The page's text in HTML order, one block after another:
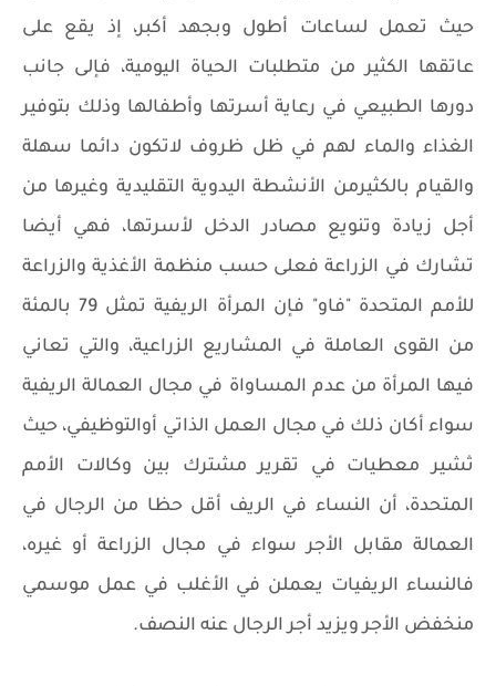
حيث تعمل لساعات أطول وبجهد أكبر، إذ يقع على
عاتقها الكثير من متطلبات الحياة اليومية، فإلى جانب
دورها الطبيعي في رعاية أسرتها وأطفالها وذلك بتوفير
الغذاء والماء لهم في ظل ظروف لاتكون دائما سهلة
والقيام بالكثيرمن الأنشطة اليدوية التقليدية وغيرها من
أجل زيادة وتنويع مصادر الدخل لأسرتها، فهي أيضا
تشارك في الزراعة فعلى حسب منظمة الأغذية والزراعة
للأمم المتحدة "فاو" فإن المرأة الريفية تمثل 79 بالمئة
من القوى العاملة في المشاريع الزراعية، والتي تعاني
فيها المرأة من عدم المساواة في مجال العمالة الريفية
سواء أكان ذلك في مجال العمل الذاتي أوالتوظيفي، حيث
ثشير معطيات في تقرير مشترك بين وكالات الأمم
المتحدة، أن النساء في الريف أقل حظا من الرجال في
العمالة مقابل الأجر سواء في مجال الزراعة أو غيره،
فالنساء الريفيات يعملن في الأغلب في عمل موسمي
منخفض الأجر ويزيد أجر الرجال عنه النصف.